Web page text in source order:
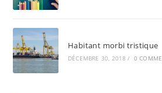
Habitant morbi tristique
DÉCEMBRE 30, 2018 / 0